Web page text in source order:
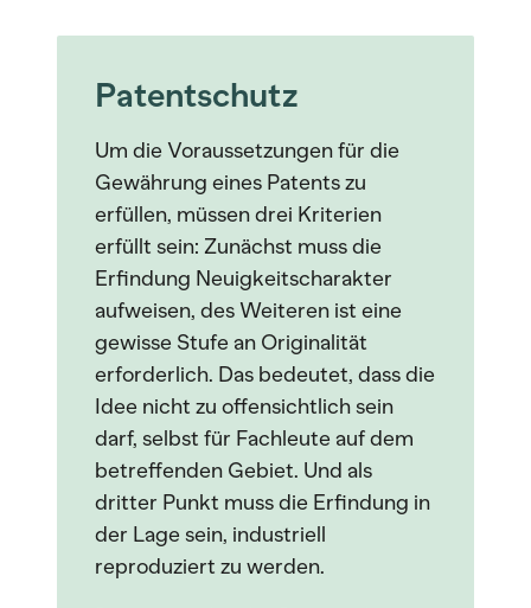
Patentschutz
Um die Voraussetzungen für die
Gewährung eines Patents zu
erfüllen, müssen drei Kriterien
erfüllt sein: Zunächst muss die
Erfindung Neuigkeitscharakter
aufweisen, des Weiteren ist eine
gewisse Stufe an Originalität
erforderlich. Das bedeutet, dass die
Idee nicht zu offensichtlich sein
darf, selbst für Fachleute auf dem
betreffenden Gebiet. Und als
dritter Punkt muss die Erfindung in
der Lage sein, industriell
reproduziert zu werden.